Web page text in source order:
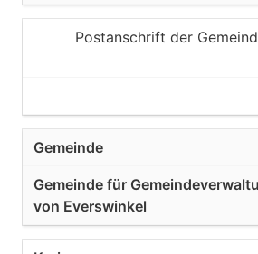
Postanschrift der